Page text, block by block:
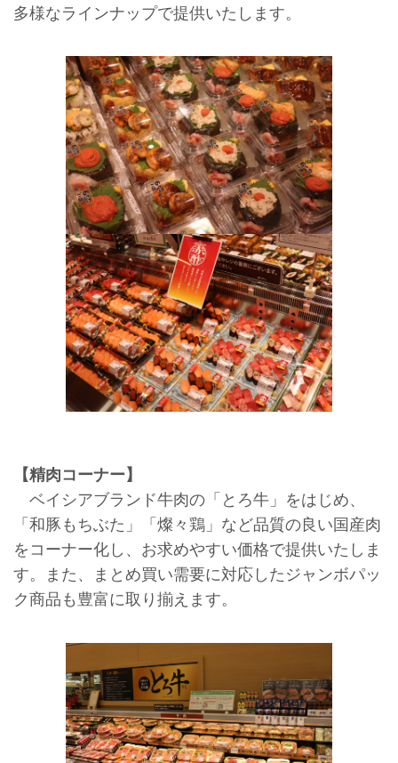
多様なラインナップで提供いたします。
【精肉コーナー】
ベイシアブランド牛肉の「とろ牛」をはじめ、
「和豚もちぶた」「燦々鶏」など品質の良い国産肉
をコーナー化し、お求めやすい価格で提供いたしま
す。また、まとめ買い需要に対応したジャンボパッ
ク商品も豊富に取り揃えます。